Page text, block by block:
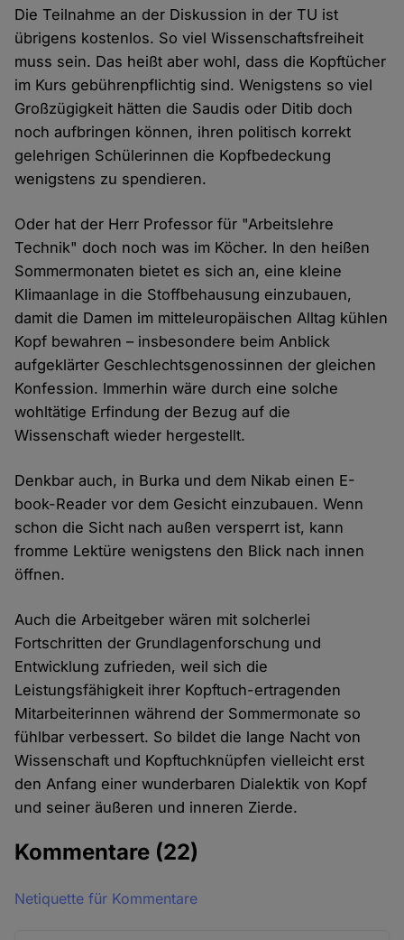
Die Teilnahme an der Diskussion in der TU ist
übrigens kostenlos. So viel Wissenschaftsfreiheit
muss sein. Das heißt aber wohl, dass die Kopftücher
im Kurs gebührenpflichtig sind. Wenigstens so viel
Großzügigkeit hätten die Saudis oder Ditib doch
noch aufbringen können, ihren politisch korrekt
gelehrigen Schülerinnen die Kopfbedeckung
wenigstens zu spendieren.
Oder hat der Herr Professor für "Arbeitslehre
Technik" doch noch was im Köcher. In den heißen
Sommermonaten bietet es sich an, eine kleine
Klimaanlage in die Stoffbehausung einzubauen,
damit die Damen im mitteleuropäischen Alltag kühlen
Kopf bewahren – insbesondere beim Anblick
aufgeklärter Geschlechtsgenossinnen der gleichen
Konfession. Immerhin wäre durch eine solche
wohltätige Erfindung der Bezug auf die
Wissenschaft wieder hergestellt.
Denkbar auch, in Burka und dem Nikab einen E-
book-Reader vor dem Gesicht einzubauen. Wenn
schon die Sicht nach außen versperrt ist, kann
fromme Lektüre wenigstens den Blick nach innen
öffnen.
Auch die Arbeitgeber wären mit solcherlei
Fortschritten der Grundlagenforschung und
Entwicklung zufrieden, weil sich die
Leistungsfähigkeit ihrer Kopftuch-ertragenden
Mitarbeiterinnen während der Sommermonate so
fühlbar verbessert. So bildet die lange Nacht von
Wissenschaft und Kopftuchknüpfen vielleicht erst
den Anfang einer wunderbaren Dialektik von Kopf
und seiner äußeren und inneren Zierde.
Kommentare (22)
Netiquette für Kommentare